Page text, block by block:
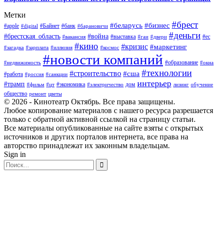
Метки
#apple #digital #Байнет #банк #барановичи #беларусь #бизнес #брест
#брестская_область #вакансия #война #выставка #гаи #двери #деньги #ес
#загадка #зарплата #иллюзия #кино #космос #кризис #маркетинг
#недвижимость #новости компаний #образование #окна
#работа #россия #санкции #строительство #сша #технологии
#трамп #фильм #цт #экономика #электричество дом интерьер лизинг обучение
общество ремонт цветы
© 2026 - Кинотеатр Октябрь. Все права защищены.
Любое копирование материалов с нашего ресурса разрешается
только с обратной активной ссылкой на страницу статьи.
Все материалы опубликованные на сайте взяты с открытых
источников и других порталов интернета, все права на
авторство принадлежат их законным владельцам.
Sign in